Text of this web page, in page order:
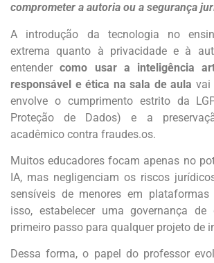
comprometer a autoria ou a segurança
A introdução da tecnologia no
extrema quanto à privacidade e à
entendercomo usar a inteligência
responsável e ética na sala de aula vai
envolve o cumprimento estrito da
Proteção de Dados) e a
acadêmico contra fraudes.os.
Muitos educadores focam apenas no
IA, mas negligenciam os riscos
sensíveis de menores em
isso, estabelecer uma governança
primeiro passo para qualquer projeto de
Dessa forma, o papel do professor